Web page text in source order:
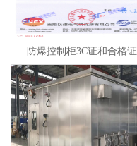
防爆控制柜3C证和合格证